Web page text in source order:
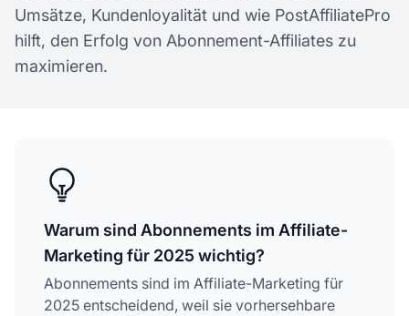
Umsätze, Kundenloyalität und wie PostAffiliatePro
hilft, den Erfolg von Abonnement-Affiliates zu
maximieren.
Warum sind Abonnements im Affiliate-
Marketing für 2025 wichtig?
Abonnements sind im Affiliate-Marketing für
2025 entscheidend, weil sie vorhersehbare